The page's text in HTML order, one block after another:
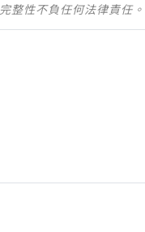
整性不負任何法律責任。